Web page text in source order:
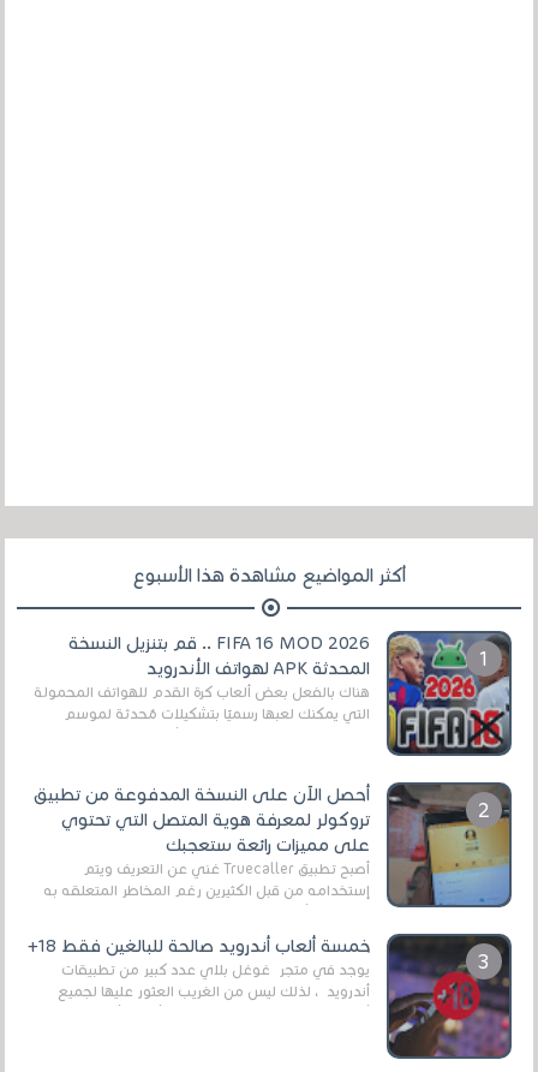
أكثر المواضيع مشاهدة هذا الأسبوع
FIFA 16 MOD 2026 .. قم بتنزيل النسخة
المحدثة APK لهواتف الأندرويد
هناك بالفعل بعض ألعاب كرة القدم للهواتف المحمولة
التي يمكنك لعبها رسميًا بتشكيلات مُحدثة لموسم
أحصل الآن على النسخة المدفوعة من تطبيق
تروكولر لمعرفة هوية المتصل التي تحتوي
على مميزات رائعة ستعجبك
أصبح تطبيق Truecaller غني عن التعريف ويتم
إستخدامه من قبل الكثيرين رغم المخاطر المتعلقه به
خمسة ألعاب أندرويد صالحة للبالغين فقط 18+
يوجد في متجر غوغل بلاي عدد كبير من تطبيقات
أندرويد ، لذلك ليس من الغريب العثور عليها لجميع